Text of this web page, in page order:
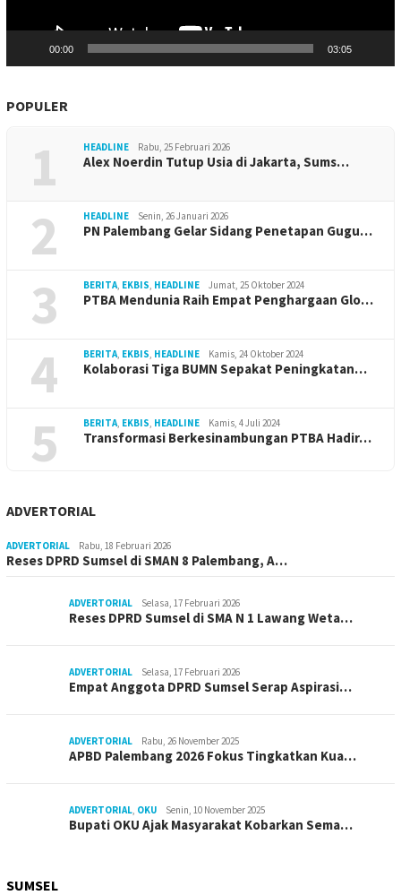
00:00 03:05
POPULER
1 HEADLINE Rabu, 25 Februari 2026
Alex Noerdin Tutup Usia di Jakarta, Sums…
2 HEADLINE Senin, 26 Januari 2026
PN Palembang Gelar Sidang Penetapan Gugu…
3 BERITA, EKBIS, HEADLINE Jumat, 25 Oktober 2024
PTBA Mendunia Raih Empat Penghargaan Glo…
4 BERITA, EKBIS, HEADLINE Kamis, 24 Oktober 2024
Kolaborasi Tiga BUMN Sepakat Peningkatan…
5 BERITA, EKBIS, HEADLINE Kamis, 4 Juli 2024
Transformasi Berkesinambungan PTBA Hadir…
ADVERTORIAL
ADVERTORIAL Rabu, 18 Februari 2026
Reses DPRD Sumsel di SMAN 8 Palembang, A…
ADVERTORIAL Selasa, 17 Februari 2026
Reses DPRD Sumsel di SMA N 1 Lawang Weta…
ADVERTORIAL Selasa, 17 Februari 2026
Empat Anggota DPRD Sumsel Serap Aspirasi…
ADVERTORIAL Rabu, 26 November 2025
APBD Palembang 2026 Fokus Tingkatkan Kua…
ADVERTORIAL, OKU Senin, 10 November 2025
Bupati OKU Ajak Masyarakat Kobarkan Sema…
SUMSEL